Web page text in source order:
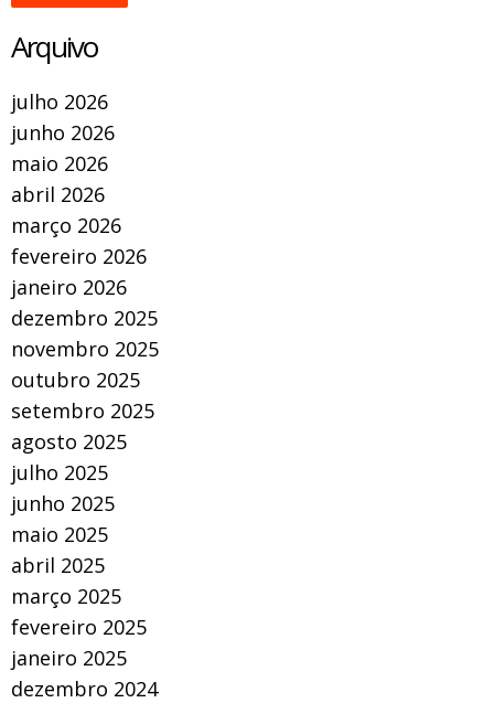
Arquivo
julho 2026
junho 2026
maio 2026
abril 2026
março 2026
fevereiro 2026
janeiro 2026
dezembro 2025
novembro 2025
outubro 2025
setembro 2025
agosto 2025
julho 2025
junho 2025
maio 2025
abril 2025
março 2025
fevereiro 2025
janeiro 2025
dezembro 2024